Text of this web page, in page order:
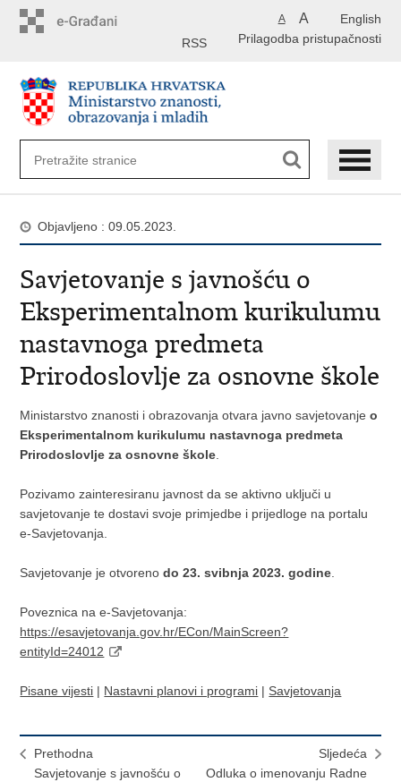
English
A A
Prilagodba pristupačnosti
RSS
Objavljeno : 09.05.2023.
Savjetovanje s javnošću o
Eksperimentalnom kurikulumu
nastavnoga predmeta
Prirodoslovlje za osnovne škole
Ministarstvo znanosti i obrazovanja otvara javno savjetovanjeo
Eksperimentalnom kurikulumu nastavnoga predmeta
Prirodoslovlje za osnovne škole
Pozivamo zainteresiranu javnost da se aktivno uključi u
savjetovanje te dostavi svoje primjedbe i prijedloge na portalu
e-Savjetovanja.
Savjetovanje je otvorenodo 23. svibnja 2023. godine
Poveznica na e-Savjetovanja:
https://esavjetovanja.gov.hr/ECon/MainScreen?
entityId=24012
Pisane vijesti | Nastavni planovi i programi | Savjetovanja
Prethodna
Savjetovanje s javnošću o
Sljedeća
Odluka o imenovanju Radne